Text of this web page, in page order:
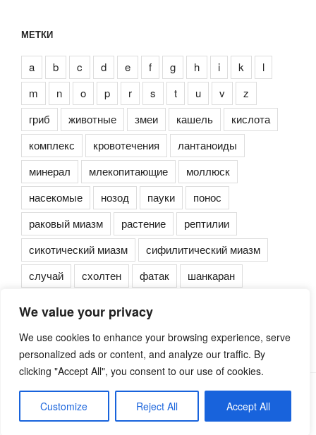
We value your privacy
We use cookies to enhance your browsing experience, serve
personalized ads or content, and analyze our traffic. By
clicking "Accept All", you consent to our use of cookies.
Customize Reject All Accept All
МЕТКИ
a b c d e f g h i k
l
m
n o p r s t u v
z
гриб
животные змеи кашель
кислота
комплекс
кровотечения
лантаноиды
минерал
млекопитающие
моллюск
насекомые
нозод пауки
понос
раковый миазм
растение
рептилии
сикотический миазм
сифилитический миазм
случай
схолтен фатак шанкаран
Сайт работает на WordPress